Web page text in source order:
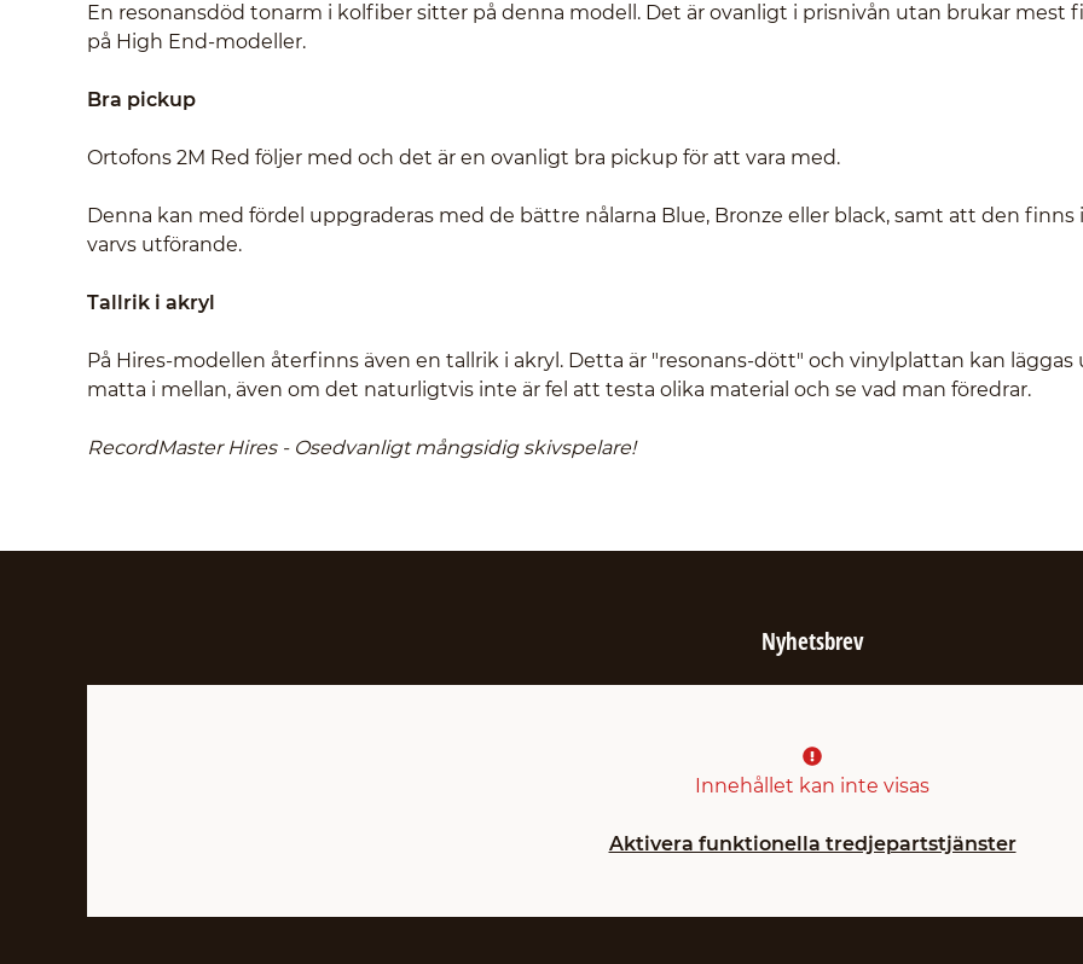
En resonansdöd tonarm i kolfiber sitter på denna modell. Det är ovanligt i prisnivån utan brukar mest
på High End-modeller.
Bra pickup
Ortofons 2M Red följer med och det är en ovanligt bra pickup för att vara med.
Denna kan med fördel uppgraderas med de bättre nålarna Blue, Bronze eller black, samt att den finns
varvs utförande.
Tallrik i akryl
På Hires-modellen återfinns även en tallrik i akryl. Detta är "resonans-dött" och vinylplattan kan läggas
matta i mellan, även om det naturligtvis inte är fel att testa olika material och se vad man föredrar.
RecordMaster Hires - Osedvanligt mångsidig skivspelare!
Nyhetsbrev
Innehållet kan inte visas
Aktivera funktionella tredjepartstjänster